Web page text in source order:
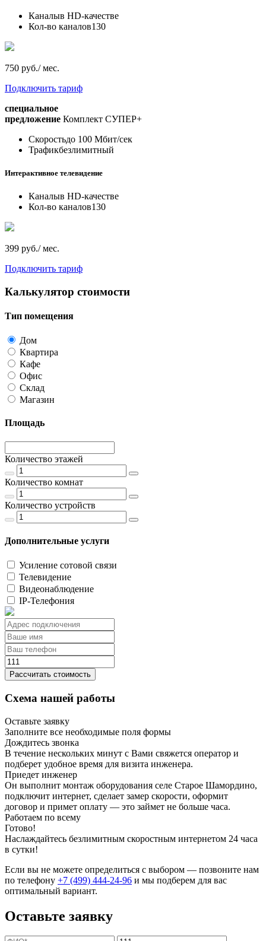
Каналыв HD-качестве
Кол-во каналов130
750 руб./ мес.
Подключить тариф
специальное
предложение Комплект СУПЕР+
Скоростьдо 100 Мбит/сек
Трафикбезлимитный
Интерактивное телевидение
Каналыв HD-качестве
Кол-во каналов130
399 руб./ мес.
Подключить тариф
Калькулятор стоимости
Тип помещения
Дом
Квартира
Кафе
Офис
Склад
Магазин
Площадь
Количество этажей
Количество комнат
Количество устройств
Дополнительные услуги
Усиление сотовой связи
Телевидение
Видеонаблюдение
IP-Телефония
Рассчитать стоимость
Схема нашей работы
Оставьте заявку
Заполните все необходимые поля формы
Дождитесь звонка
В течение нескольких минут с Вами свяжется оператор и
подберет удобное время для визита инженера.
Приедет инженер
Он выполнит монтаж оборудования селе Старое Шамордино,
подключит интернет, сделает замер скорости, оформит
договор и примет оплату — это займет не больше часа.
Работаем по всему
Готово!
Наслаждайтесь безлимитным скоростным интернетом 24 часа
в сутки!
Если вы не можете определиться с выбором — позвоните нам
по телефону +7 (499) 444-24-96 и мы подберем для вас
оптимальный вариант.
Оставьте заявку